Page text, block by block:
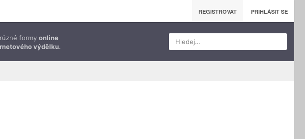
REGISTROVAT PŘIHLÁSIT SE
formy online
výdělku.
Hledej…